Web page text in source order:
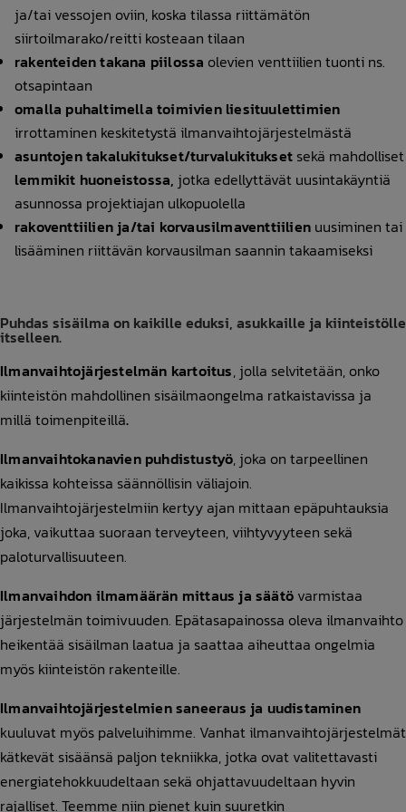
ja/tai vessojen oviin, koska tilassa riittämätön
siirtoilmarako/reitti kosteaan tilaan
rakenteiden takana piilossa olevien venttiilien tuonti ns.
otsapintaan
omalla puhaltimella toimivien liesituulettimien
irrottaminen keskitetystä ilmanvaihtojärjestelmästä
asuntojen takalukitukset/turvalukitukset sekä mahdolliset
lemmikit huoneistossa, jotka edellyttävät uusintakäyntiä
asunnossa projektiajan ulkopuolella
rakoventtiilien ja/tai korvausilmaventtiilien uusiminen tai
lisääminen riittävän korvausilman saannin takaamiseksi
Puhdas sisäilma on kaikille eduksi, asukkaille ja kiinteistölle
itselleen.
Ilmanvaihtojärjestelmän kartoitus, jolla selvitetään, onko
kiinteistön mahdollinen sisäilmaongelma ratkaistavissa ja
millä toimenpiteillä.
Ilmanvaihtokanavien puhdistustyö, joka on tarpeellinen
kaikissa kohteissa säännöllisin väliajoin.
Ilmanvaihtojärjestelmiin kertyy ajan mittaan epäpuhtauksia
joka, vaikuttaa suoraan terveyteen, viihtyvyyteen sekä
paloturvallisuuteen.
Ilmanvaihdon ilmamäärän mittaus ja säätö varmistaa
järjestelmän toimivuuden. Epätasapainossa oleva ilmanvaihto
heikentää sisäilman laatua ja saattaa aiheuttaa ongelmia
myös kiinteistön rakenteille.
Ilmanvaihtojärjestelmien saneeraus ja uudistaminen
kuuluvat myös palveluihimme. Vanhat ilmanvaihtojärjestelmät
kätkevät sisäänsä paljon tekniikka, jotka ovat valitettavasti
energiatehokkuudeltaan sekä ohjattavuudeltaan hyvin
rajalliset. Teemme niin pienet kuin suuretkin